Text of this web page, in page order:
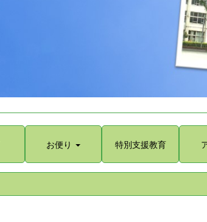
お便り 特別支援教育